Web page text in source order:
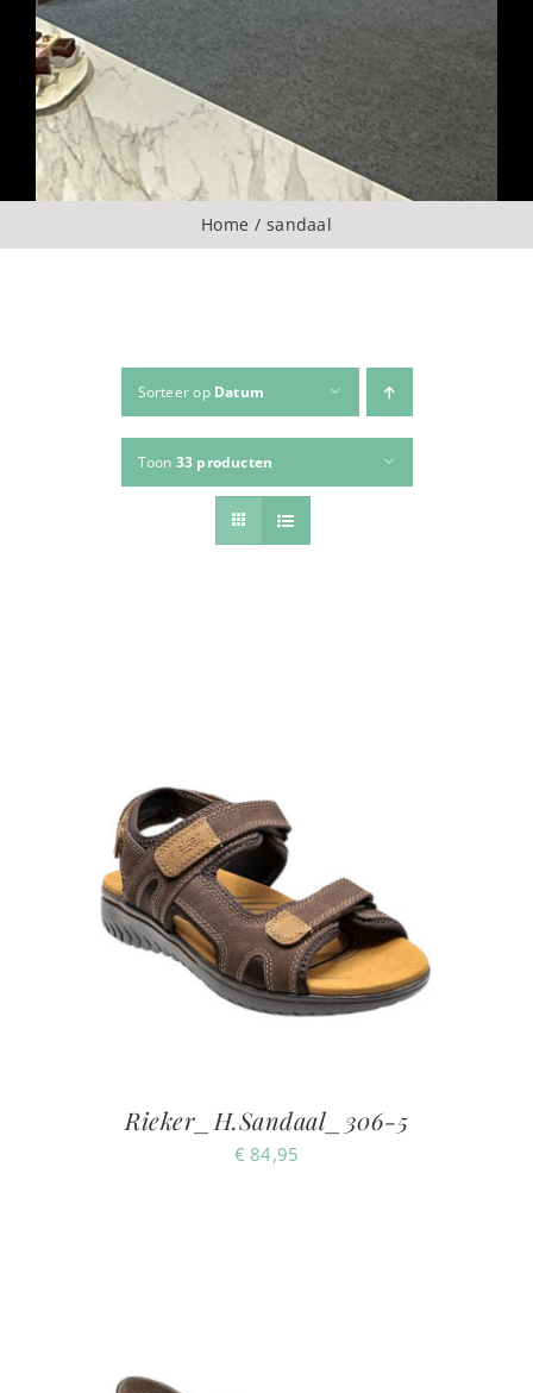
Over ons
CONTACT
Home sandaal
Sorteer op Datum
Toon 33 producten
Rieker_H.Sandaal_306-5
€ 84,95